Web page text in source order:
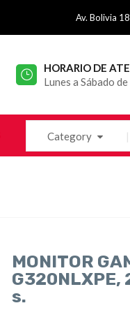
Av. Bolivia
HORARIO DE
Lunes a Sábado
Category
MONITOR
G320NLXPE,
S.